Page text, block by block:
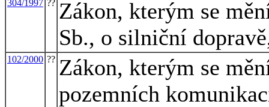
304/1997 ?? Zákon, kterým se
Sb., o silniční
102/2000 ?? Zákon, kterým se
pozemních